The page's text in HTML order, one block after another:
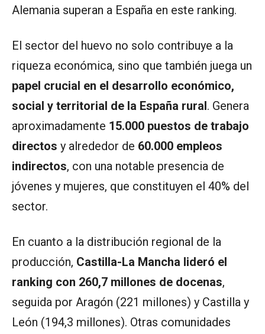
Alemania superan a España en este ranking.
El sector del huevo no solo contribuye a la
riqueza económica, sino que también juega un
papel crucial en el desarrollo económico,
social y territorial de la España rural. Genera
aproximadamente 15.000 puestos de trabajo
directos y alrededor de 60.000 empleos
indirectos, con una notable presencia de
jóvenes y mujeres, que constituyen el 40% del
sector.
En cuanto a la distribución regional de la
producción, Castilla-La Mancha lideró el
ranking con 260,7 millones de docenas,
seguida por Aragón (221 millones) y Castilla y
León (194,3 millones). Otras comunidades